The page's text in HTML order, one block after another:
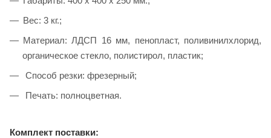
Вес: 3 кг.;
Материал: ЛДСП 16 мм, пенопласт, поливинилхлорид,
органическое стекло, полистирол, пластик;
Способ резки: фрезерный;
Печать: полноцветная.
Комплект поставки: